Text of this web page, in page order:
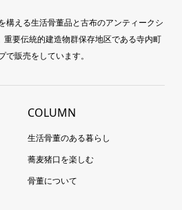
構える生活骨董品と古布のアンティークシ
重要伝統的建造物群保存地区である寺内町
販売をしています。
COLUMN
生活骨董のある暮らし
蕎麦猪口を楽しむ
骨董について